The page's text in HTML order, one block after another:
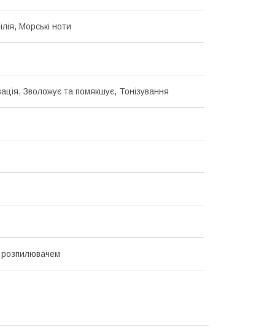
Морські ноти
Зволожує та помякшує, Тонізування